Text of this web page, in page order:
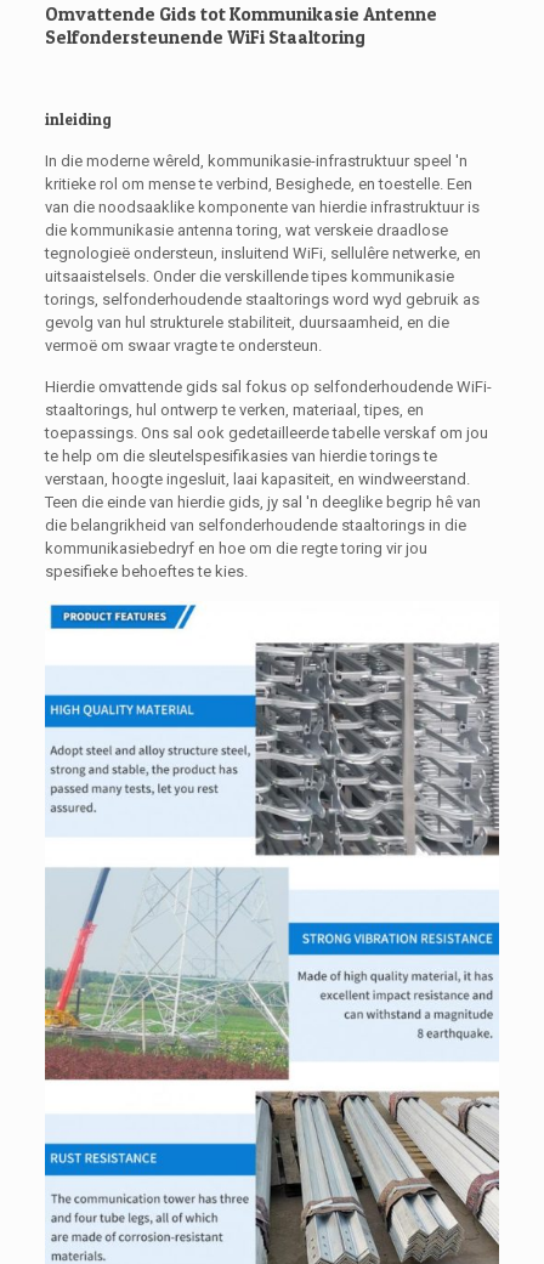
Omvattende Gids tot Kommunikasie Antenne
Selfondersteunende WiFi Staaltoring
inleiding
In die moderne wêreld, kommunikasie-infrastruktuur speel 'n
kritieke rol om mense te verbind, Besighede, en toestelle. Een
van die noodsaaklike komponente van hierdie infrastruktuur is
die kommunikasie antenna toring, wat verskeie draadlose
tegnologieë ondersteun, insluitend WiFi, sellulêre netwerke, en
uitsaaistelsels. Onder die verskillende tipes kommunikasie
torings, selfonderhoudende staaltorings word wyd gebruik as
gevolg van hul strukturele stabiliteit, duursaamheid, en die
vermoë om swaar vragte te ondersteun.
Hierdie omvattende gids sal fokus op selfonderhoudende WiFi-
staaltorings, hul ontwerp te verken, materiaal, tipes, en
toepassings. Ons sal ook gedetailleerde tabelle verskaf om jou
te help om die sleutelspesifikasies van hierdie torings te
verstaan, hoogte ingesluit, laai kapasiteit, en windweerstand.
Teen die einde van hierdie gids, jy sal 'n deeglike begrip hê van
die belangrikheid van selfonderhoudende staaltorings in die
kommunikasiebedryf en hoe om die regte toring vir jou
spesifieke behoeftes te kies.